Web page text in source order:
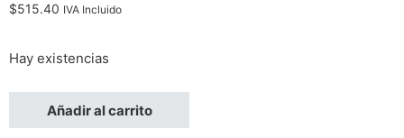
$515.40 IVA Incluido
Hay existencias
BOCINA INALAMBRICA BLUETOOTH RECARGABLE
Añadir al carrito